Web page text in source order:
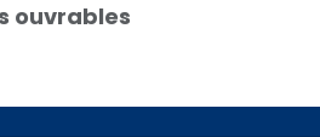
ouvrables